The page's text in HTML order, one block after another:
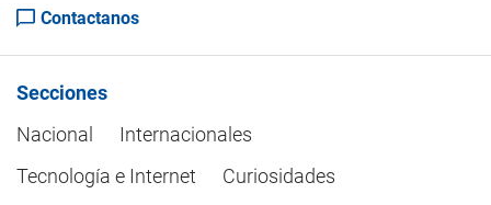
Contactanos
Secciones
Nacional
Internacionales
Tecnología e Internet
Curiosidades